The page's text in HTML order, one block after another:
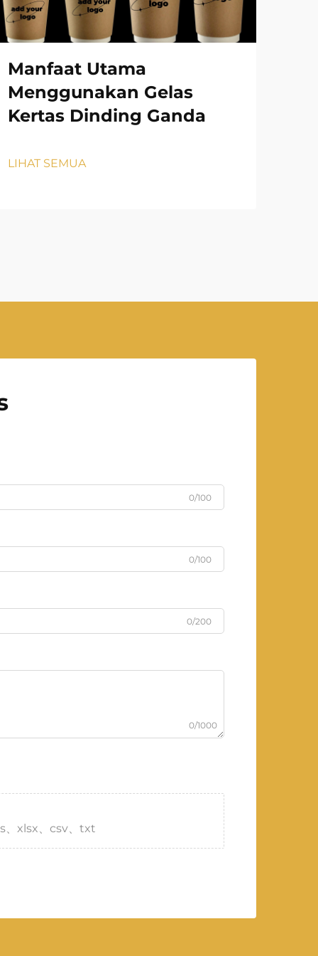
Manfaat Utama
Menggunakan Gelas
Kertas Dinding Ganda
LIHAT SEMUA
0/100
0/100
0/200
0/1000
xlsx、csv、txt